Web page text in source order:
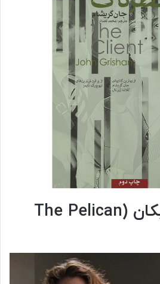
۴- پرونده‌ی پلیکان (The Pelican